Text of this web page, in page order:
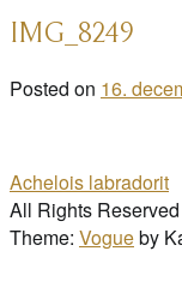
IMG_8249
Posted on 16.
Post
navigation
Achelois labradorit
All Rights
Theme: Vogueby